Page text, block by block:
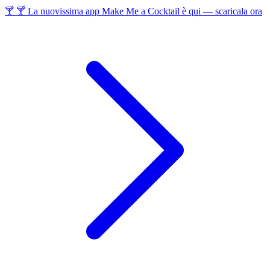
🍸 🍸 La nuovissima app Make Me a Cocktail è qui — scaricala ora